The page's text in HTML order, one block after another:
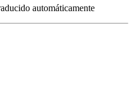
automáticamente